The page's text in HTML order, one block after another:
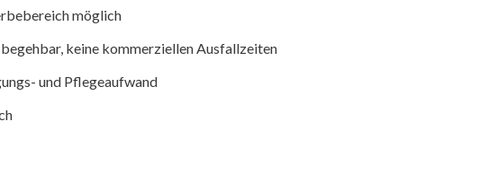
möglich
keine kommerziellen Ausfallzeiten
und Pflegeaufwand